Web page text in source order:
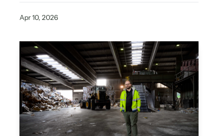
Rolle der
Sicherheitsbeauftragten
Apr 10, 2026